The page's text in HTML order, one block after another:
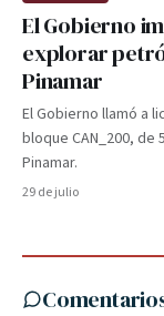
El Gobierno
explorar
Pinamar
El Gobierno llamó a
bloque CAN_200,
Pinamar.
29 de julio